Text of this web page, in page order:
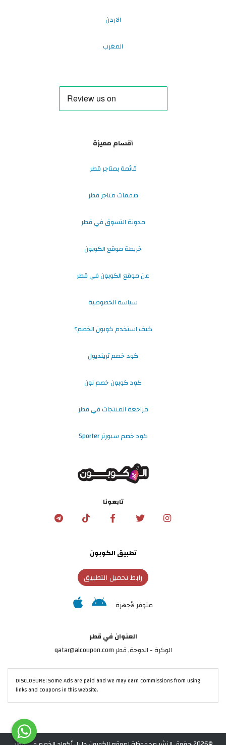
الاردن
المغرب
أقسام مميزة
قائمة بمتاجر قطر
صفقات متاجر قطر
مدونة التسوق في قطر
خريطة موقع الكوبون
عن موقع الكوبون في قطر
سياسة الخصوصية
كيف استخدم كوبون الخصم؟
كود خصم ترينديول
كود كوبون خصم نون
مراجعة المنتجات في قطر
كود خصم سبورتر Sporter
تابعونا
تطبيق الكوبون
رابط تحميل التطبيق
متوفر لأجهزة
العنوان في قطر
الوكرة - الدوحة, قطر qatar@alcoupon.com
DISCLOSURE: Some Ads are paid and we may earn commissions from using
links and coupons in this website.